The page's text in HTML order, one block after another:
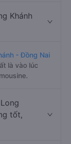
Khánh
- Đồng Nai
là vào lúc
tốt,